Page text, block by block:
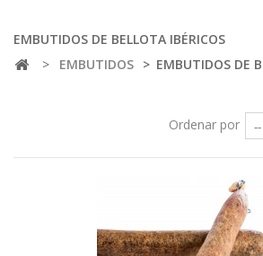
EMBUTIDOS DE BELLOTA IBÉRICOS
>
EMBUTIDOS > EMBUTIDOS DE
Ordenar por